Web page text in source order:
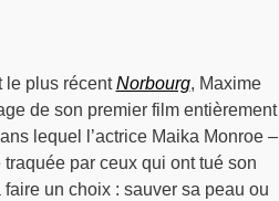
le plus récentNorbourg, Maxime
de son premier film entièrement
lequel l’actrice Maika Monroe –
par ceux qui ont tué son
un choix : sauver sa peau ou